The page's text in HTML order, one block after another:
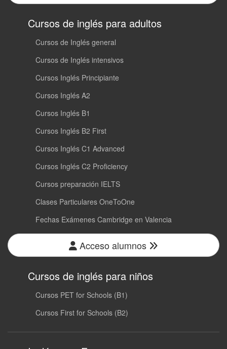
Cursos de inglés para adultos
Cursos de Inglés general
Cursos de Inglés intensivos
Cursos Inglés Principiante
Cursos Inglés A2
Cursos Inglés B1
Cursos Inglés B2 First
Cursos Inglés C1 Advanced
Cursos Inglés C2 Proficiency
Cursos preparación IELTS
Clases Particulares OneToOne
Fechas Exámenes Cambridge en Valencia
Acceso alumnos
Cursos de inglés para niños
Cursos PET for Schools (B1)
Cursos First for Schools (B2)